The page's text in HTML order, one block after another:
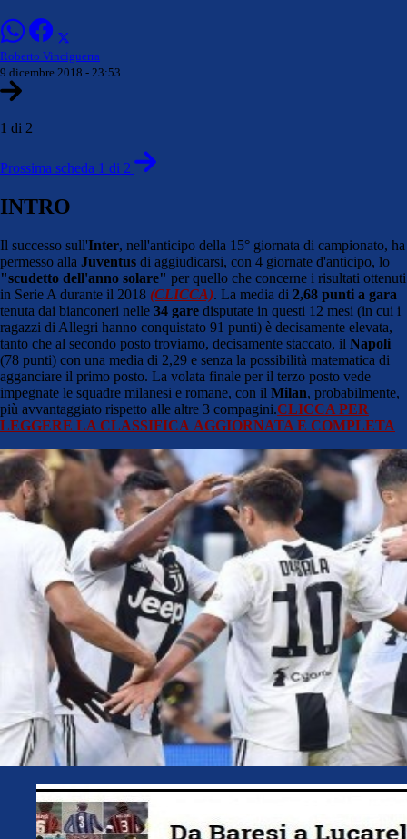
Roberto Vinciguerra
9 dicembre 2018 - 23:53
1 di 2
Prossima scheda 1 di 2
INTRO
Il successo sull'Inter, nell'anticipo della 15° giornata di campionato, ha
permesso alla Juventus di aggiudicarsi, con 4 giornate d'anticipo, lo
"scudetto dell'anno solare" per quello che concerne i risultati ottenuti
in Serie A durante il 2018 (CLICCA). La media di 2,68 punti a gara
tenuta dai bianconeri nelle 34 gare disputate in questi 12 mesi (in cui i
ragazzi di Allegri hanno conquistato 91 punti) è decisamente elevata,
tanto che al secondo posto troviamo, decisamente staccato, il Napoli
(78 punti) con una media di 2,29 e senza la possibilità matematica di
agganciare il primo posto. La volata finale per il terzo posto vede
impegnate le squadre milanesi e romane, con il Milan, probabilmente,
più avvantaggiato rispetto alle altre 3 compagini.CLICCA PER
LEGGERE LA CLASSIFICA AGGIORNATA E COMPLETA